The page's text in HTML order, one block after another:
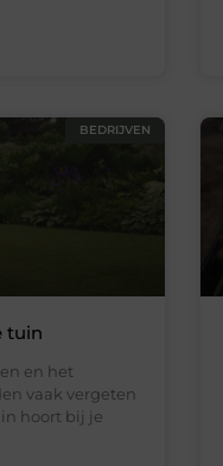
BEDRIJVEN
tuin
en het
vaak vergeten
hoort bij je